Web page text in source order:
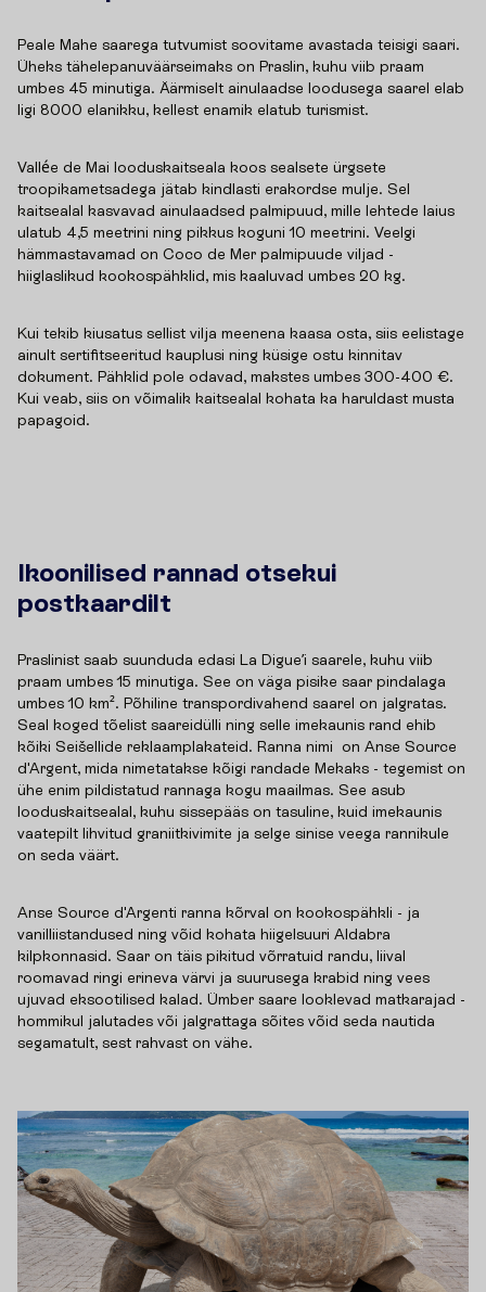
Peale Mahe saarega tutvumist soovitame avastada teisigi saari.
Üheks tähelepanuväärseimaks on Praslin, kuhu viib praam
umbes 45 minutiga. Äärmiselt ainulaadse loodusega saarel elab
ligi 8000 elanikku, kellest enamik elatub turismist.
Vallée de Mai looduskaitseala koos sealsete ürgsete
troopikametsadega jätab kindlasti erakordse mulje. Sel
kaitsealal kasvavad ainulaadsed palmipuud, mille lehtede laius
ulatub 4,5 meetrini ning pikkus koguni 10 meetrini. Veelgi
hämmastavamad on Coco de Mer palmipuude viljad -
hiiglaslikud kookospähklid, mis kaaluvad umbes 20 kg.
Kui tekib kiusatus sellist vilja meenena kaasa osta, siis eelistage
ainult sertifitseeritud kauplusi ning küsige ostu kinnitav
dokument. Pähklid pole odavad, makstes umbes 300-400 €.
Kui veab, siis on võimalik kaitsealal kohata ka haruldast musta
papagoid.
Ikoonilised rannad otsekui
postkaardilt
Praslinist saab suunduda edasi La Digue’i saarele, kuhu viib
praam umbes 15 minutiga. See on väga pisike saar pindalaga
umbes 10 km². Põhiline transpordivahend saarel on jalgratas.
Seal koged tõelist saareidülli ning selle imekaunis rand ehib
kõiki Seišellide reklaamplakateid. Ranna nimi on Anse Source
d'Argent, mida nimetatakse kõigi randade Mekaks - tegemist on
ühe enim pildistatud rannaga kogu maailmas. See asub
looduskaitsealal, kuhu sissepääs on tasuline, kuid imekaunis
vaatepilt lihvitud graniitkivimite ja selge sinise veega rannikule
on seda väärt.
Anse Source d'Argenti ranna kõrval on kookospähkli - ja
vanilliistandused ning võid kohata hiigelsuuri Aldabra
kilpkonnasid. Saar on täis pikitud võrratuid randu, liival
roomavad ringi erineva värvi ja suurusega krabid ning vees
ujuvad eksootilised kalad. Ümber saare looklevad matkarajad -
hommikul jalutades või jalgrattaga sõites võid seda nautida
segamatult, sest rahvast on vähe.